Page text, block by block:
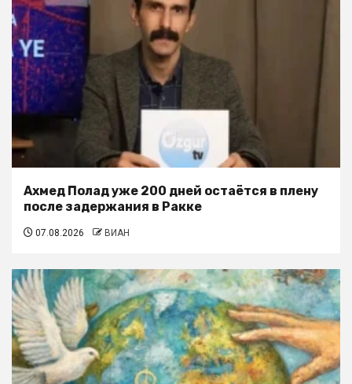
Ахмед Полад уже 200 дней остаётся в плену
после задержания в Ракке
07.08.2026 ВИАН